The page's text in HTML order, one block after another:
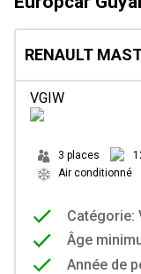
RENAULT
VGIW
3 places
Air conditionné
Catégorie:
Âge
Année de